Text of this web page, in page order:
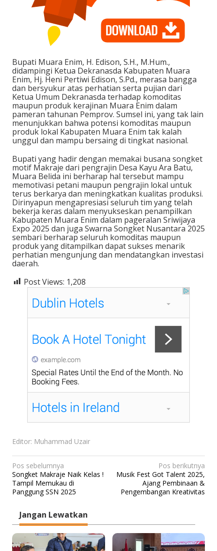
Bupati Muara Enim, H. Edison, S.H., M.Hum.,
didampingi Ketua Dekranasda Kabupaten Muara
Enim, Hj. Heni Pertiwi Edison, S.Pd., merasa bangga
dan bersyukur atas perhatian serta pujian dari
Ketua Umum Dekranasda terhadap komoditas
maupun produk kerajinan Muara Enim dalam
pameran tahunan Pemprov. Sumsel ini, yang tak lain
menunjukkan bahwa potensi komoditas maupun
produk lokal Kabupaten Muara Enim tak kalah
unggul dan mampu bersaing di tingkat nasional.
Bupati yang hadir dengan memakai busana songket
motif Makraje dari pengrajin Desa Kayu Ara Batu,
Muara Belida ini berharap hal tersebut mampu
memotivasi petani maupun pengrajin lokal untuk
terus berkarya dan meningkatkan kualitas produksi.
Dirinyapun mengapresiasi seluruh tim yang telah
bekerja keras dalam menyukseskan penampilkan
Kabupaten Muara Enim dalam pageralan Sriwijaya
Expo 2025 dan juga Swarna Songket Nusantara 2025
sembari berharap seluruh komoditas maupun
produk yang ditampilkan dapat sukses menarik
perhatian mengunjung dan mendatangkan investasi
daerah.
Post Views: 1,208
Editor: Muhammad Uzair
N
a
v
g
a
s
Pos sebelumnya
Songket Makraje Naik Kelas !
Tampil Memukau di
Panggung SSN 2025
Pos berikutnya
Musik Fest Got Talent 2025,
Ajang Pembinaan &
Pengembangan Kreativitas
Jangan Lewatkan